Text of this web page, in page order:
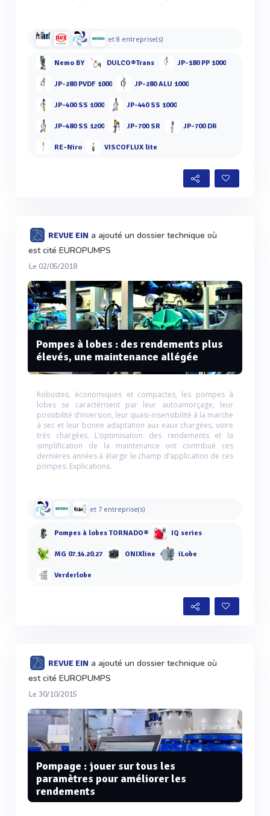
et 8 entreprise(s)
Nemo BY DULCO®Trans JP-180 PP 1000
JP-280 PVDF 1000 JP-280 ALU 1000
JP-400 SS 1000 JP-440 SS 1000
JP-480 SS 1200 JP-700 SR JP-700 DR
RE-Niro VISCOFLUX lite
REVUE EIN a ajouté un dossier technique où
est cité EUROPUMPS
Le 02/05/2018
Pompes à lobes : des rendements plus
élevés, une maintenance allégée
Robustes, économiques et compactes, les pompes à
lobes se caractérisent par leur autoamorçage, leur
possibilité d’inversion, leur quasi-insensibilité à la marche
à sec et leur bonne adaptation aux eaux chargées, voire
très chargées. L’optimisation des rendements et la
simplification de la maintenance ont contribué ces
dernières années à élargir le champ d’application de ces
pompes. Explications.
et 7 entreprise(s)
Pompes à lobes TORNADO® IQ series
MG 07.14.20.27 ONIXline iLobe
Verderlobe
REVUE EIN a ajouté un dossier technique où
est cité EUROPUMPS
Le 30/10/2015
Pompage : jouer sur tous les
paramètres pour améliorer les
rendements